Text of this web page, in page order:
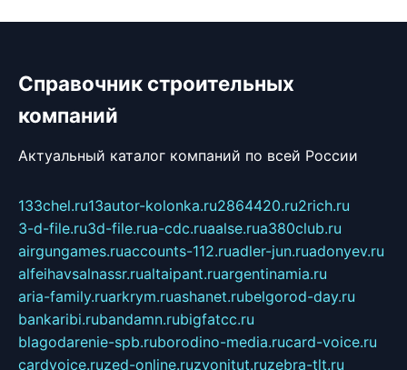
Справочник строительных
компаний
Актуальный каталог компаний по всей России
133chel.ru13autor-kolonka.ru2864420.ru2rich.ru
3-d-file.ru3d-file.rua-cdc.ruaalse.rua380club.ru
airgungames.ruaccounts-112.ruadler-jun.ruadonyev.ru
alfeihavsalnassr.rualtaipant.ruargentinamia.ru
aria-family.ruarkrym.ruashanet.rubelgorod-day.ru
bankaribi.rubandamn.rubigfatcc.ru
blagodarenie-spb.ruborodino-media.rucard-voice.ru
cardvoice.ruzed-online.ruzvonitut.ruzebra-tlt.ru